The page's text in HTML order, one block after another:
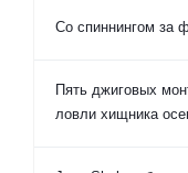
Со спиннингом за
Пять джиговых
ловли хищника